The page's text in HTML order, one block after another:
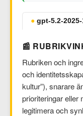
● gpt-5.2-2025-
📰
Rubriken och
och
kultur”), snarare
prioriteringar eller
legitimera och